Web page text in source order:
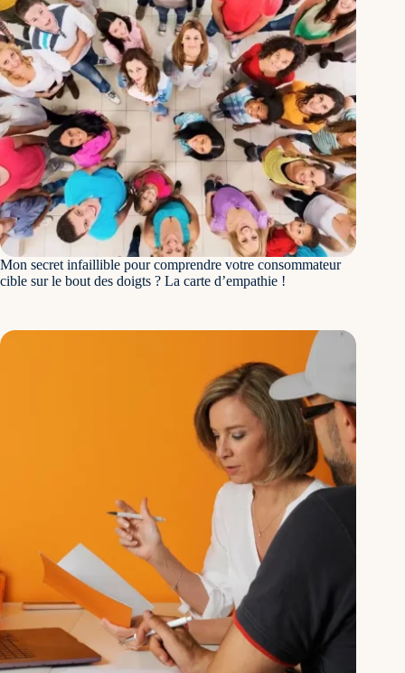
Mon secret infaillible pour comprendre votre consommateur
cible sur le bout des doigts ? La carte d’empathie !